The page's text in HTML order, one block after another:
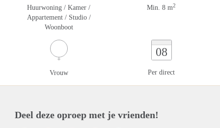
Huurwoning / Kamer /
Appartement / Studio /
Woonboot
Min. 8 m2
Vrouw
08
Per direct
Deel deze oproep met je vrienden!